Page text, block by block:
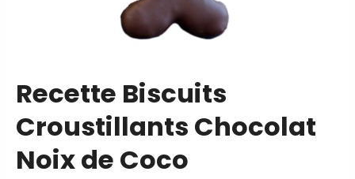
Recette Biscuits
Croustillants Chocolat
Noix de Coco